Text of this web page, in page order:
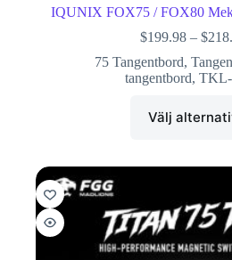
IQUNIX FOX75 / FOX80
$199.98 – $
75 Tangentbord,
tangentbord, TKL-
Välj